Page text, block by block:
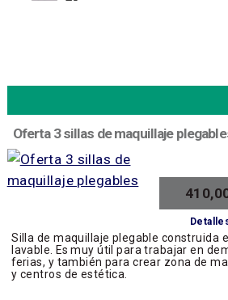
Oferta 3 sillas de maquillaje
Silla de maquillaje plegable construida
lavable. Es muy útil para trabajar en
ferias, y también para crear zona de
y centros de estética.